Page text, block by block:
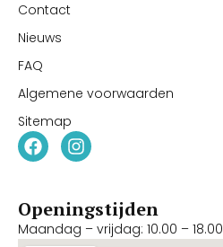
Contact
Nieuws
FAQ
Algemene voorwaarden
Sitemap
Openingstijden
Maandag – vrijdag: 10.00 – 18.00